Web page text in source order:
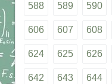
588 589 590
606 607 608
624 625 626
642 643 644